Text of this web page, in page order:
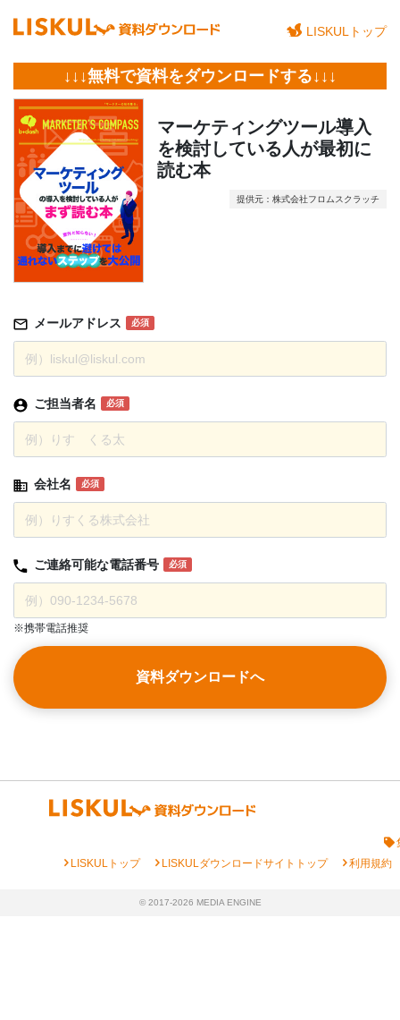
LISKULトップ
↓↓↓無料で資料をダウンロードする↓↓↓
マーケティングツール導入
を検討している人が最初に
読む本
提供元：株式会社フロムスクラッチ
メールアドレス 必須
ご担当者名 必須
会社名 必須
ご連絡可能な電話番号 必須
※携帯電話推奨
資料ダウンロードへ
chevron_rightLISKULトップ chevron_rightLISKULダウンロードサイトトップ chevron_right利用規約
© 2017-2026 MEDIA ENGINE